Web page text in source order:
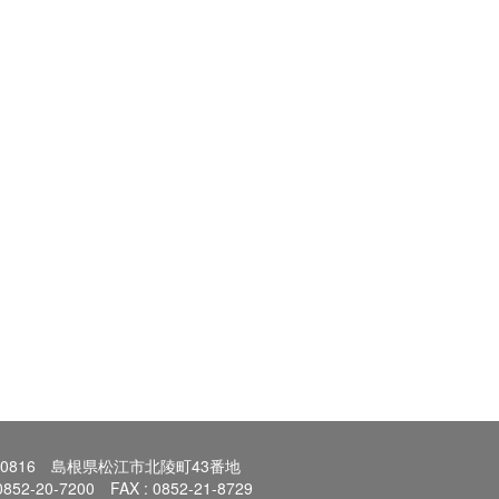
島根県松江市北陵町43番地
20-7200 FAX : 0852-21-8729